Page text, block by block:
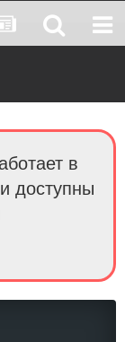
в
доступны